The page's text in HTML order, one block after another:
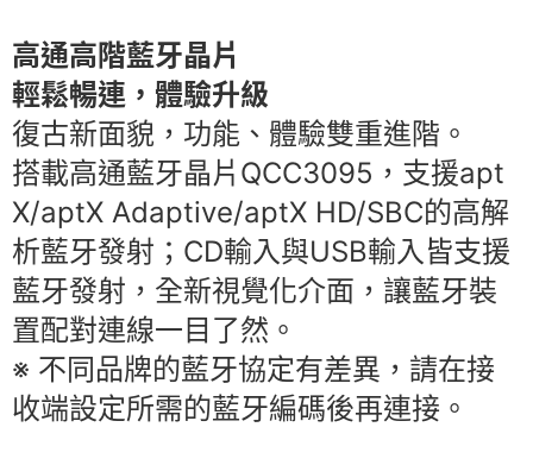
高通高階藍牙晶片
輕鬆暢連，體驗升級
復古新面貌，功能、體驗雙重進階。
搭載高通藍牙晶片QCC3095，支援apt
X/aptX Adaptive/aptX HD/SBC的高解
析藍牙發射；CD輸入與USB輸入皆支援
藍牙發射，全新視覺化介面，讓藍牙裝
置配對連線一目了然。
※ 不同品牌的藍牙協定有差異，請在接
收端設定所需的藍牙編碼後再連接。